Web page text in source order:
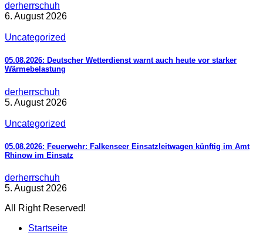
derherrschuh
6. August 2026
Uncategorized
05.08.2026: Deutscher Wetterdienst warnt auch heute vor starker
Wärmebelastung
derherrschuh
5. August 2026
Uncategorized
05.08.2026: Feuerwehr: Falkenseer Einsatzleitwagen künftig im Amt
Rhinow im Einsatz
derherrschuh
5. August 2026
All Right Reserved!
Startseite